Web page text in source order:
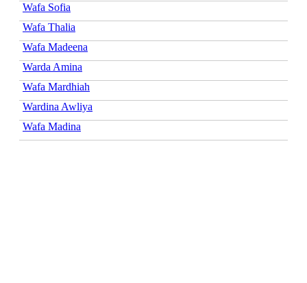
Wafa Sofia
Wafa Thalia
Wafa Madeena
Warda Amina
Wafa Mardhiah
Wardina Awliya
Wafa Madina